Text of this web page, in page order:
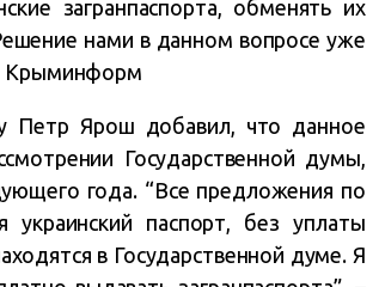
загранпаспорта, обменять их
нами в данном вопросе уже
Крыминформ
Петр Ярош добавил, что данное
Государственной думы,
года. “Все предложения по
украинский паспорт, без уплаты
в Государственной думе. Я